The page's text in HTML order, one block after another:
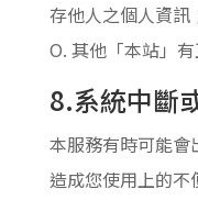
存他人之個人資訊
O. 其他「本站」
8.系統中斷
本服務有時可能會
造成您使用上的不